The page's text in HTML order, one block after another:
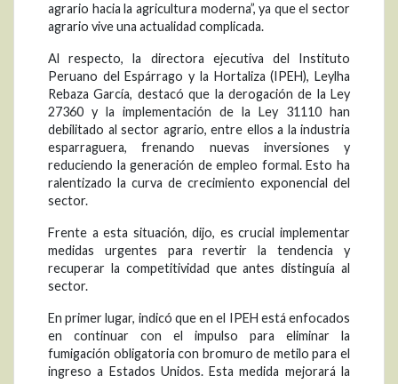
agrario hacia la agricultura moderna”, ya que el sector
agrario vive una actualidad complicada.
Al respecto, la directora ejecutiva del Instituto
Peruano del Espárrago y la Hortaliza (IPEH), Leylha
Rebaza García, destacó que la derogación de la Ley
27360 y la implementación de la Ley 31110 han
debilitado al sector agrario, entre ellos a la industria
esparraguera, frenando nuevas inversiones y
reduciendo la generación de empleo formal. Esto ha
ralentizado la curva de crecimiento exponencial del
sector.
Frente a esta situación, dijo, es crucial implementar
medidas urgentes para revertir la tendencia y
recuperar la competitividad que antes distinguía al
sector.
En primer lugar, indicó que en el IPEH está enfocados
en continuar con el impulso para eliminar la
fumigación obligatoria con bromuro de metilo para el
ingreso a Estados Unidos. Esta medida mejorará la